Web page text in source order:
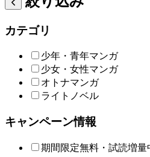
カテゴリ
少年・青年マンガ
少女・女性マンガ
オトナマンガ
ライトノベル
キャンペーン情報
期間限定無料・試読増量